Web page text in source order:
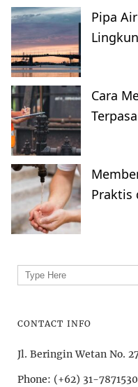
Pipa
Cara
Praktis
Search
for:
CONTACT INFO
Jl. Beringin Wetan No.
Phone: (+62) 31-7871530